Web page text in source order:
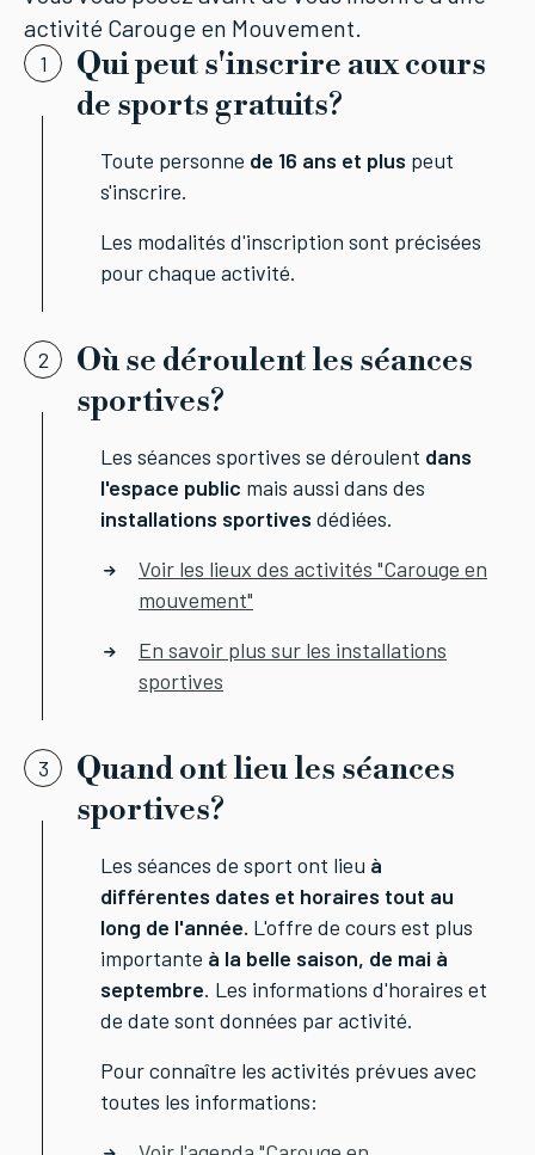
activité Carouge en Mouvement.
1
Qui peut s'inscrire aux cours
de sports gratuits?
Toute personne de 16 ans et plus peut
s'inscrire.
Les modalités d'inscription sont précisées
pour chaque activité.
2
Où se déroulent les séances
sportives?
Les séances sportives se déroulent dans
l'espace public mais aussi dans des
installations sportives dédiées.
Voir les lieux des activités "Carouge en
mouvement"
En savoir plus sur les installations
sportives
3
Quand ont lieu les séances
sportives?
Les séances de sport ont lieu à
différentes dates et horaires tout au
long de l'année. L'offre de cours est plus
importante à la belle saison, de mai à
septembre. Les informations d'horaires et
de date sont données par activité.
Pour connaître les activités prévues avec
toutes les informations: